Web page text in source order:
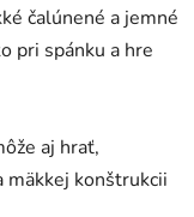
čalúnené a jemné
pri spánku a hre
aj hrať,
mäkkej konštrukcii